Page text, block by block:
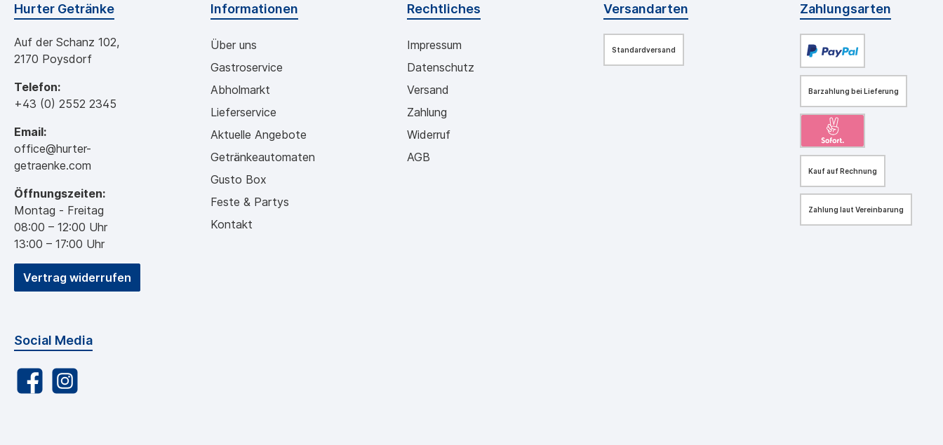
Social Media
Hurter Getränke
Auf der Schanz 102,
2170 Poysdorf
Telefon:
+43 (0) 2552 2345
Email:
office@hurter-
getraenke.com
Öffnungszeiten:
Montag - Freitag
08:00 – 12:00 Uhr
13:00 – 17:00 Uhr
Vertrag widerrufen
Informationen
Über uns
Gastroservice
Abholmarkt
Lieferservice
Aktuelle Angebote
Getränkeautomaten
Gusto Box
Feste & Partys
Kontakt
Rechtliches
Impressum
Datenschutz
Versand
Zahlung
Widerruf
AGB
Versandarten
Standardversand
Zahlungsarten
Barzahlung bei Lieferung
Kauf auf Rechnung
Zahlung laut Vereinbarung